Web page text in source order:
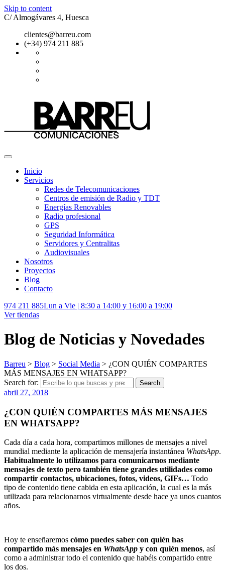
Skip to content
C/ Almogávares 4, Huesca
clientes@barreu.com
(+34) 974 211 885
Inicio
Servicios
Redes de Telecomunicaciones
Centros de emisión de Radio y TDT
Energías Renovables
Radio profesional
GPS
Seguridad Informática
Servidores y Centralitas
Audiovisuales
Nosotros
Proyectos
Blog
Contacto
974 211 885Lun a Vie | 8:30 a 14:00 y 16:00 a 19:00
Ver tiendas
Blog de Noticias y Novedades
Barreu > Blog > Social Media > ¿CON QUIÉN COMPARTES
MÁS MENSAJES EN WHATSAPP?
Search for:
Search
abril 27, 2018
¿CON QUIÉN COMPARTES MÁS MENSAJES
EN WHATSAPP?
Cada día a cada hora, compartimos millones de mensajes a nivel
mundial mediante la aplicación de mensajería instantánea WhatsApp.
Habitualmente lo utilizamos para comunicarnos mediante
mensajes de texto pero también tiene grandes utilidades como
compartir contactos, ubicaciones, fotos, videos, GIFs… Todo
tipo de contenido tiene cabida en esta aplicación, la cual es la más
utilizada para relacionarnos virtualmente desde hace ya unos cuantos
años.
Hoy te enseñaremos cómo puedes saber con quién has
compartido más mensajes en WhatsApp y con quién menos, así
como a administrar todo el contenido que habéis compartido entre
los dos.